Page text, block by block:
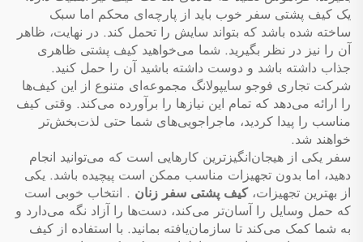
یک کیف پشتی سفر خوب باید از پارچه‌ای محکم اما سبک
ساخته شده باشد که بتواند سایش را تحمل کند. در نهایت، ظاهر
آن را نیز در نظر بگیرید. شما می‌خواهید کیف پشتی ظاهری
جذاب داشته باشد و دوست داشته باشید آن را حمل کنید.
شرکت تجاری فوجو سایپولانگ مجموعه‌ای متنوع از این کیف‌ها
را ارائه می‌دهد که تمام این نیازها را برآورده می‌کند. وقتی کیف
مناسب را پیدا کردید، ماجراجویی‌های شما حتی لذت‌بخش‌تر
خواهند شد.
سفر یکی از هیجان‌انگیزترین کارهایی است که می‌توانید انجام
دهید، اما بدون تجهیزات مناسب ممکن است پیچیده باشد. یکی
از بهترین تجهیزات،کیف پشتی سفر زنان . انتخاب خوبی است
که حمل وسایل را آسان‌تر می‌کند، دست‌ها را آزاد نگه می‌دارد و
به شما کمک می‌کند تا سازمان‌یافته بمانید. با استفاده از کیف